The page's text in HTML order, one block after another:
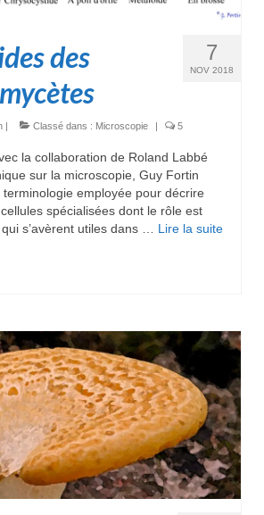
7
NOV 2018
des
Classé dans : Microscopie 5
la collaboration de Roland Labbé
sur la microscopie, Guy Fortin
employée pour décrire
spécialisées dont le rôle est
s’avèrent utiles dans … Lire la suite­­